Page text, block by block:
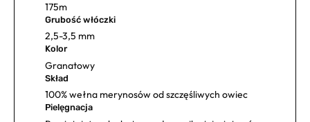
175m
Grubość włóczki
2,5-3,5 mm
Kolor
Granatowy
Skład
100% wełna merynosów od szczęśliwych owiec
Pielęgnacja